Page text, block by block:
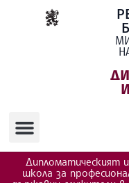
Дипломатическият
школа за